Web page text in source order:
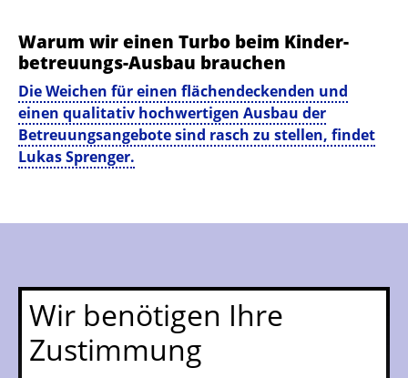
Warum wir einen Turbo beim Kinder­
betreuungs-Ausbau brauchen
Die Weichen für einen flächendeckenden und
einen qualitativ hochwertigen Ausbau der
Betreuungsangebote sind rasch zu stellen, findet
Lukas Sprenger.
Wir benötigen Ihre
Zustimmung